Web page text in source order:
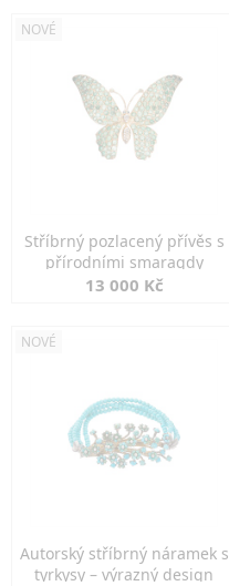
NOVÉ
Stříbrný pozlacený přívěs s
přírodními smaragdy
13 000 Kč
NOVÉ
Autorský stříbrný náramek s
tyrkysy – výrazný design